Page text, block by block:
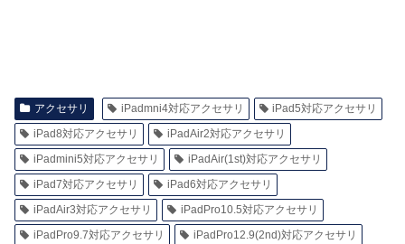
アクセサリ iPadmni4対応アクセサリ
iPad5対応アクセサリ
iPad8対応アクセサリ
iPadAir2対応アクセサリ
iPadmini5対応アクセサリ
iPadAir(1st)対応アクセサリ
iPad7対応アクセサリ
iPad6対応アクセサリ
iPadAir3対応アクセサリ
iPadPro10.5対応アクセサリ
iPadPro9.7対応アクセサリ
iPadPro12.9(2nd)対応アクセサリ